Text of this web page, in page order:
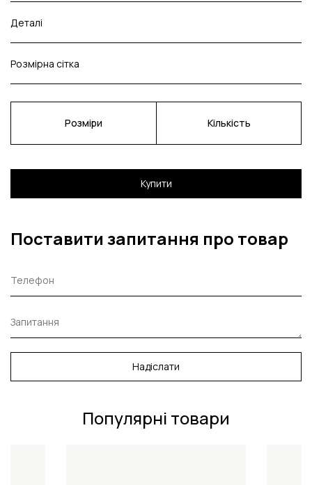
Деталі
Розмірна сітка
Розміри Кількість
Купити
Поставити запитання про товар
Надіслати
Популярні товари